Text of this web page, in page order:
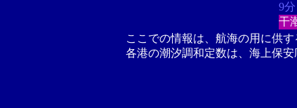
9分
干
ここでの情報は、航海の用に供
各港の潮汐調和定数は、海上保